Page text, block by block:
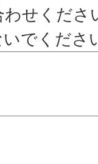
わせくださ
でくださ